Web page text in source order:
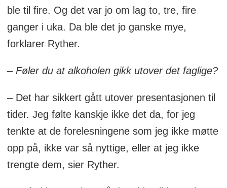
ble til fire. Og det var jo om lag to, tre, fire
ganger i uka. Da ble det jo ganske mye,
forklarer Ryther.
– Føler du at alkoholen gikk utover det faglige?
– Det har sikkert gått utover presentasjonen til
tider. Jeg følte kanskje ikke det da, for jeg
tenkte at de forelesningene som jeg ikke møtte
opp på, ikke var så nyttige, eller at jeg ikke
trengte dem, sier Ryther.